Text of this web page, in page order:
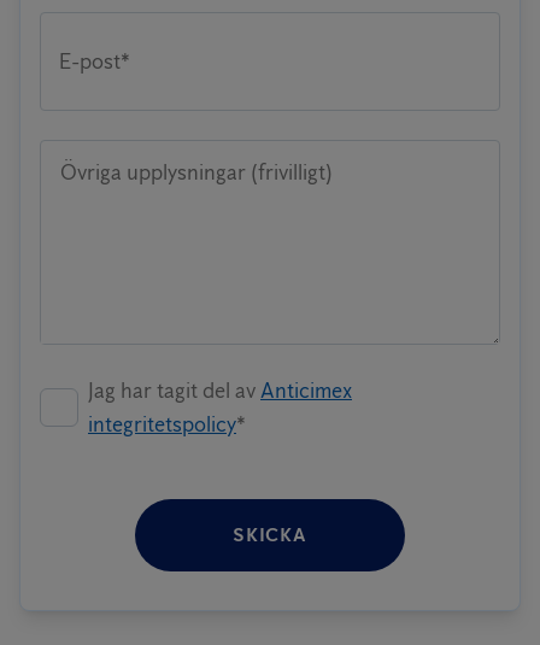
E-post*
Övriga upplysningar (frivilligt)
Jag har tagit del avAnticimex
integritetspolicy*
SKICKA